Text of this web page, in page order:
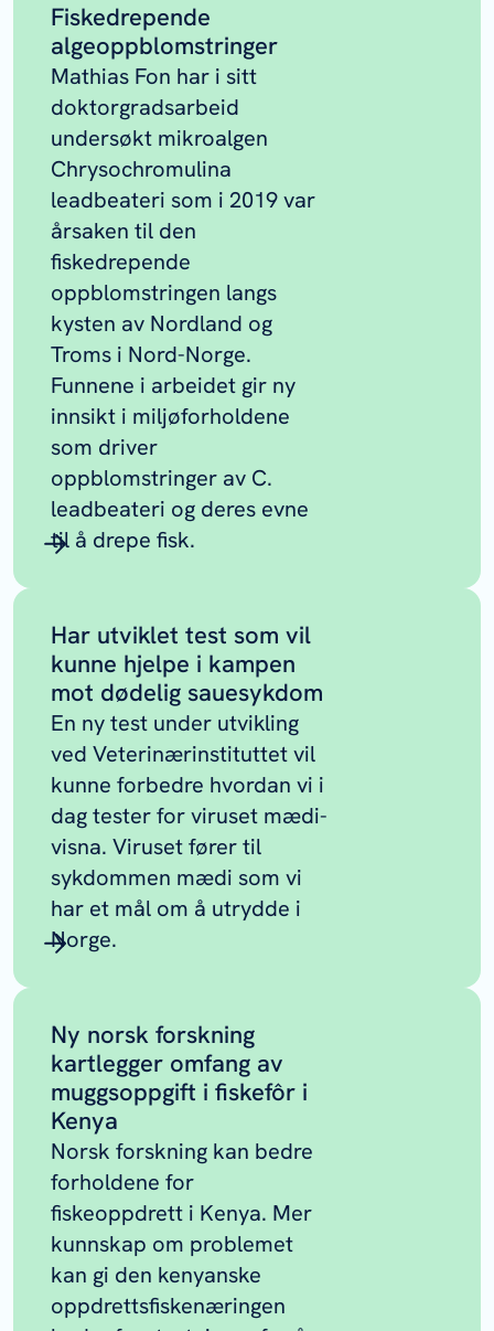
Fiskedrepende
algeoppblomstringer
Mathias Fon har i sitt
doktorgradsarbeid
undersøkt mikroalgen
Chrysochromulina
leadbeateri som i 2019 var
årsaken til den
fiskedrepende
oppblomstringen langs
kysten av Nordland og
Troms i Nord-Norge.
Funnene i arbeidet gir ny
innsikt i miljøforholdene
som driver
oppblomstringer av C.
leadbeateri og deres evne
til å drepe fisk.
Har utviklet test som vil
kunne hjelpe i kampen
mot dødelig sauesykdom
En ny test under utvikling
ved Veterinærinstituttet vil
kunne forbedre hvordan vi i
dag tester for viruset mædi-
visna. Viruset fører til
sykdommen mædi som vi
har et mål om å utrydde i
Norge.
Ny norsk forskning
kartlegger omfang av
muggsoppgift i fiskefôr i
Kenya
Norsk forskning kan bedre
forholdene for
fiskeoppdrett i Kenya. Mer
kunnskap om problemet
kan gi den kenyanske
oppdrettsfiskenæringen